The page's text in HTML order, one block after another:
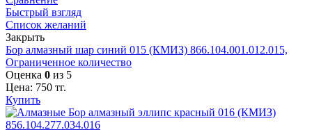
Быстрый взгляд
Список желаний
Закрыть
Бор алмазный шар синий 015 (КМИЗ) 866.104.001.012.015,
Ограниченное количество
Оценка 0 из 5
Цена: 750 тг.
Купить